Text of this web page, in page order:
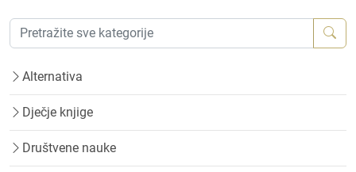
Alternativa
Dječje knjige
Društvene nauke